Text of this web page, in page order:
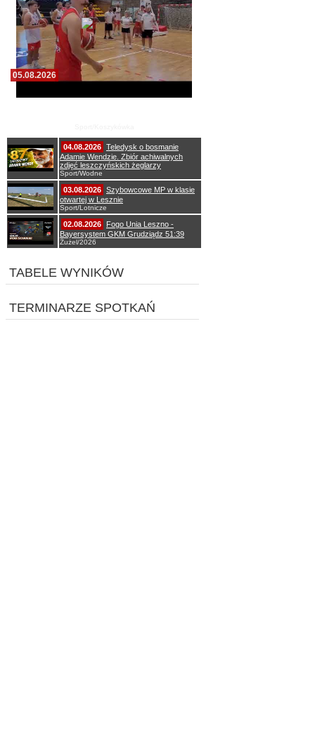
05.08.2026
04.08.2026 Teledysk o bosmanie
Adamie Wendzie. Zbiór achiwalnych
zdjęć leszczyńskich żeglarzy
Sport/Wodne
03.08.2026 Szybowcowe MP w klasie
otwartej w Lesznie
Sport/Lotnicze
02.08.2026
Fogo Unia Leszno -
Bayersystem GKM Grudziądz 51:39
Żużel/2026
TABELE WYNIKÓW
TERMINARZE SPOTKAŃ